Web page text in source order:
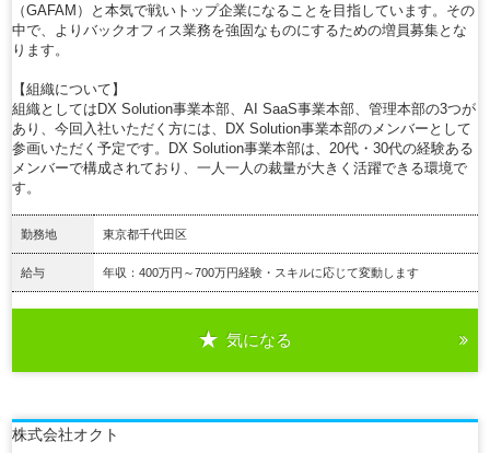
（GAFAM）と本気で戦いトップ企業になることを目指しています。その
中で、よりバックオフィス業務を強固なものにするための増員募集とな
ります。
【組織について】
組織としてはDX Solution事業本部、AI SaaS事業本部、管理本部の3つが
あり、今回入社いただく方には、DX Solution事業本部のメンバーとして
参画いただく予定です。DX Solution事業本部は、20代・30代の経験ある
メンバーで構成されており、一人一人の裁量が大きく活躍できる環境で
す。
勤務地 東京都千代田区
給与 年収：400万円～700万円経験・スキルに応じて変動します
気になる
株式会社オクト